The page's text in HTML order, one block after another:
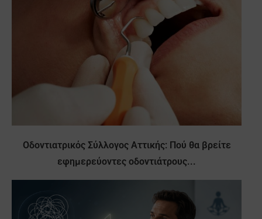
Οδοντιατρικός Σύλλογος Αττικής: Πού θα βρείτε
εφημερεύοντες οδοντιάτρους...